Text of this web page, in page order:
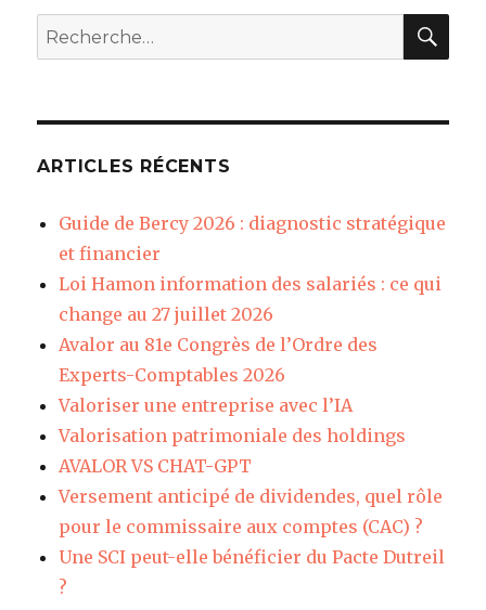
Recherche
pour
ARTICLES RÉCENTS
Guide de Bercy 2026 : diagnostic stratégique
et financier
Loi Hamon information des salariés : ce qui
change au 27 juillet 2026
Avalor au 81e Congrès de l’Ordre des
Experts-Comptables 2026
Valoriser une entreprise avec l’IA
Valorisation patrimoniale des holdings
AVALOR VS CHAT-GPT
Versement anticipé de dividendes, quel rôle
pour le commissaire aux comptes (CAC) ?
Une SCI peut-elle bénéficier du Pacte Dutreil
?